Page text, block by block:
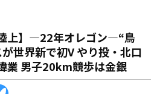
上】―22年オレゴン―“鳥
世界新で初V やり投・北口
業 男子20km競歩は金銀